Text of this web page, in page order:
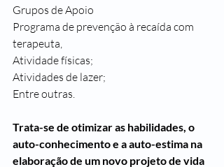
Grupos de Apoio
Programa de prevenção à recaída com
terapeuta,
Atividade físicas;
Atividades de lazer;
Entre outras.
Trata-se de otimizar as habilidades, o
auto-conhecimento e a auto-estima na
elaboração de um novo projeto de vida